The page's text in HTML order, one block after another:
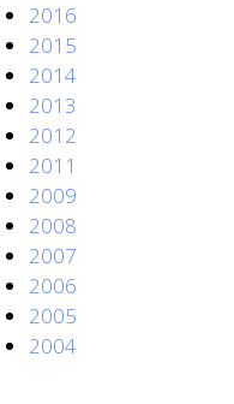
2016
2015
2014
2013
2012
2011
2009
2008
2007
2006
2005
2004